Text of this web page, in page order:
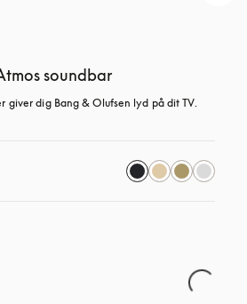
soundbar
giver dig Bang & Olufsen lyd på dit TV.